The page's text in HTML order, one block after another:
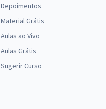
Depoimentos
Material Grátis
Aulas ao Vivo
Aulas Grátis
Sugerir Curso